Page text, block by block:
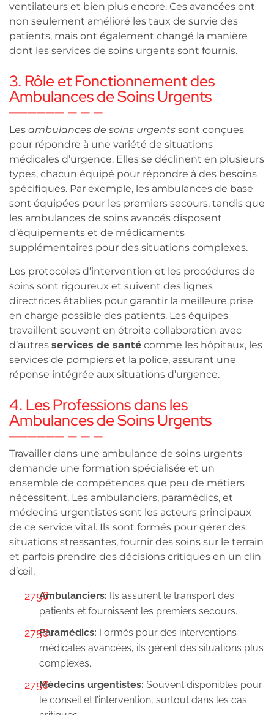
ventilateurs et bien plus encore. Ces avancées ont
non seulement amélioré les taux de survie des
patients, mais ont également changé la manière
dont les services de soins urgents sont fournis.
3. Rôle et Fonctionnement des
Ambulances de Soins Urgents
Les ambulances de soins urgents sont conçues
pour répondre à une variété de situations
médicales d’urgence. Elles se déclinent en plusieurs
types, chacun équipé pour répondre à des besoins
spécifiques. Par exemple, les ambulances de base
sont équipées pour les premiers secours, tandis que
les ambulances de soins avancés disposent
d’équipements et de médicaments
supplémentaires pour des situations complexes.
Les protocoles d’intervention et les procédures de
soins sont rigoureux et suivent des lignes
directrices établies pour garantir la meilleure prise
en charge possible des patients. Les équipes
travaillent souvent en étroite collaboration avec
d’autres services de santé comme les hôpitaux, les
services de pompiers et la police, assurant une
réponse intégrée aux situations d’urgence.
4. Les Professions dans les
Ambulances de Soins Urgents
Travailler dans une ambulance de soins urgents
demande une formation spécialisée et un
ensemble de compétences que peu de métiers
nécessitent. Les ambulanciers, paramédics, et
médecins urgentistes sont les acteurs principaux
de ce service vital. Ils sont formés pour gérer des
situations stressantes, fournir des soins sur le terrain
et parfois prendre des décisions critiques en un clin
d’œil.
Ambulanciers: Ils assurent le transport des
patients et fournissent les premiers secours.
Paramédics: Formés pour des interventions
médicales avancées, ils gèrent des situations plus
complexes.
Médecins urgentistes: Souvent disponibles pour
le conseil et l’intervention, surtout dans les cas